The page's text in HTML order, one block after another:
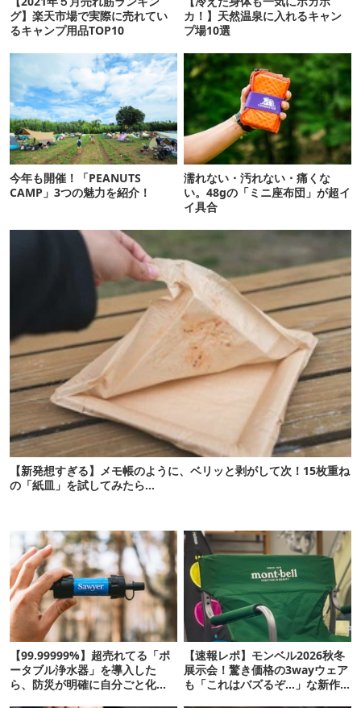
グ】楽天市場で実際に売れてい
るキャンプ用品TOP10
カ！】天然温泉に入れるキャン
プ場10選
今年も開催！「PEANUTS
CAMP」3つの魅力を紹介！
濡れない・汚れない・痛くな
い。48gの「ミニ座布団」が超イ
イ具合
【新発想すぎる】メモ帳のように、ベリッと剥がして次！15枚重ね
の「紙皿」を試してみたら…
【99.99999%】超売れてる「ポ
ータブル浄水器」を導入した
ら、防災が明確に自分ごと化し
【速報レポ】モンベル2026秋冬
展示会！驚き価格の3wayウェア
も「これはバズるぞ…」な新作